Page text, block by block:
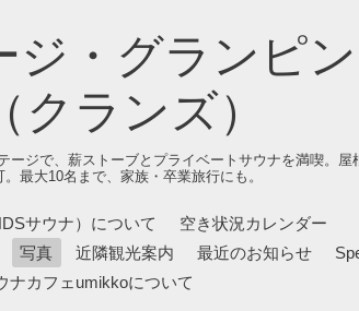
ジ・グランピ
クランズ）
ジで、薪ストーブとプライベートサウナを満喫。屋
最大10名まで、家族・卒業旅行にも。
サウナ）について 空き状況カレンダー
写真 近隣観光案内 最近のお知らせ
ナカフェumikkoについて